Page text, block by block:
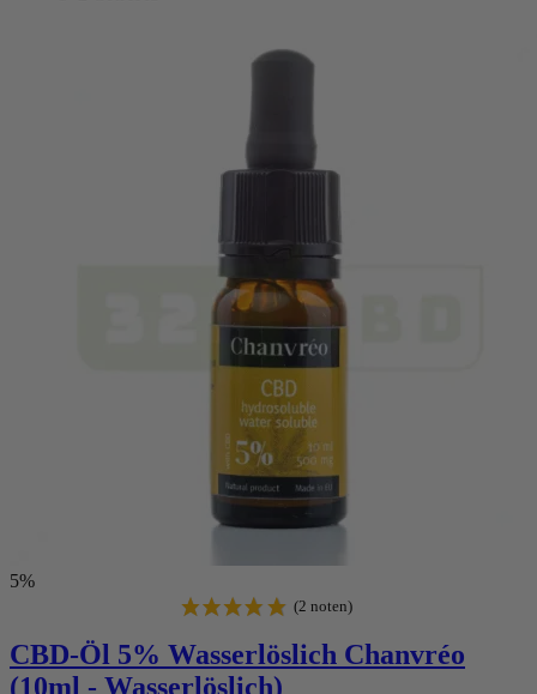
5%
CBD-Öl 5% Wasserlöslich Chanvréo
(10ml - Wasserlöslich)